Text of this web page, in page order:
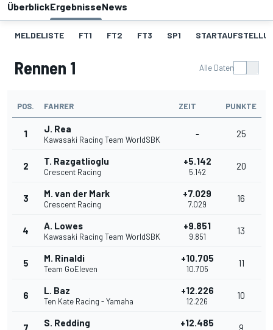
ÜberblickErgebnisseNews
MELDELISTE FT1 FT2 FT3 SP1
Rennen 1 Alle Daten
POS. FAHRER ZEIT PUNKTE
1 J. Rea
Kawasaki Racing Team WorldSBK
- 25
2 T. Razgatlioglu
Crescent Racing
+5.142
5.142
20
3 M. van der Mark
Crescent Racing
+7.029
7.029
16
4 A. Lowes
Kawasaki Racing Team WorldSBK
+9.851
9.851
13
5 M. Rinaldi
Team GoEleven
+10.705
10.705
11
6 L. Baz
Ten Kate Racing - Yamaha
+12.226
12.226
10
7 S. Redding +12.485 9